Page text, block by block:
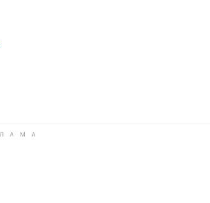
LinkedIn
news